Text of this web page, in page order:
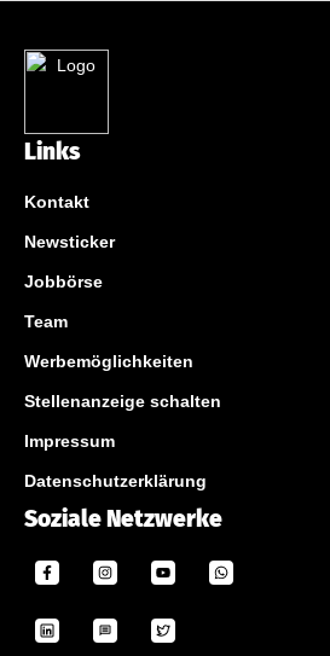
Links
Kontakt
Newsticker
Jobbörse
Team
Werbemöglichkeiten
Stellenanzeige schalten
Impressum
Datenschutzerklärung
Soziale Netzwerke